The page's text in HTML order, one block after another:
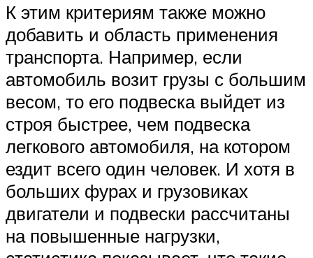
К этим критериям также можно
добавить и область применения
транспорта. Например, если
автомобиль возит грузы с большим
весом, то его подвеска выйдет из
строя быстрее, чем подвеска
легкового автомобиля, на котором
ездит всего один человек. И хотя в
больших фурах и грузовиках
двигатели и подвески рассчитаны
на повышенные нагрузки,